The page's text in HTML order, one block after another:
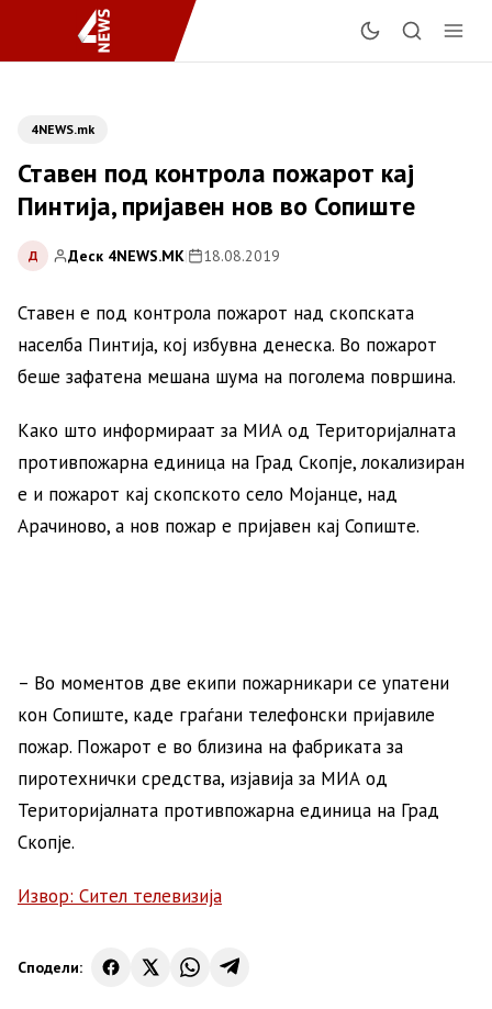
4NEWS.mk
Ставен под контрола пожарот кај
Пинтија, пријавен нов во Сопиште
Д Деск 4NEWS.MK| 18.08.2019
Ставен е под контрола пожарот над скопската
населба Пинтија, кој избувна денеска. Во пожарот
беше зафатена мешана шума на поголема површина.
Како што информираат за МИА од Територијалната
противпожарна единица на Град Скопје, локализиран
е и пожарот кај скопското село Мојанце, над
Арачиново, а нов пожар е пријавен кај Сопиште.
– Во моментов две екипи пожарникари се упатени
кон Сопиште, каде граѓани телефонски пријавиле
пожар. Пожарот е во близина на фабриката за
пиротехнички средства, изјавија за МИА од
Територијалната противпожарна единица на Град
Скопје.
Извор: Сител телевизија
Сподели: